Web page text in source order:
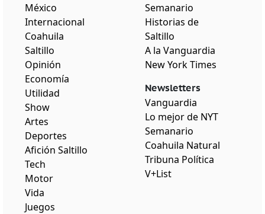
México
Internacional
Coahuila
Saltillo
Opinión
Economía
Utilidad
Show
Artes
Deportes
Afición Saltillo
Tech
Motor
Vida
Juegos
Semanario
Historias de
Saltillo
A la Vanguardia
New York Times
Newsletters
Vanguardia
Lo mejor de NYT
Semanario
Coahuila Natural
Tribuna Política
V+List